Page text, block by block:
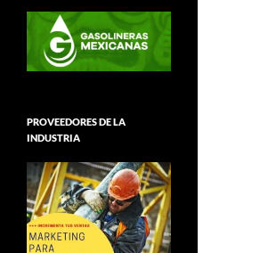
PROVEEDORES DE LA
INDUSTRIA